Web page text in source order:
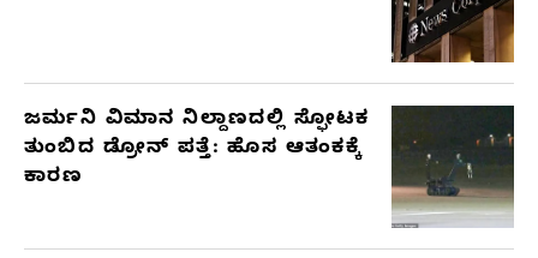
ಜರ್ಮನಿ ವಿಮಾನ ನಿಲ್ದಾಣದಲ್ಲಿ ಸ್ಫೋಟಕ
ತುಂಬಿದ ಡ್ರೋನ್ ಪತ್ತೆ: ಹೊಸ ಆತಂಕಕ್ಕೆ
ಕಾರಣ